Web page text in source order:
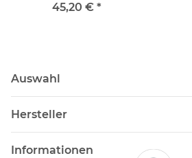
45,20 € *
Auswahl
Hersteller
Informationen